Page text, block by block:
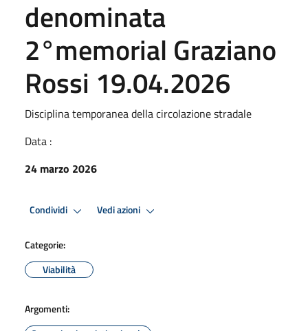
denominata
2°memorial Graziano
Rossi 19.04.2026
Disciplina temporanea della circolazione stradale
Data :
24 marzo 2026
Condividi Vedi azioni
Categorie:
Viabilità
Argomenti: